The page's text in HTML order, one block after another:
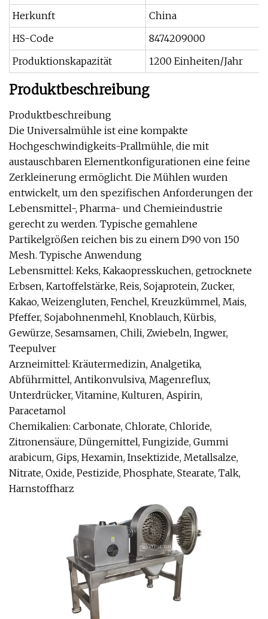
Herkunft
China
HS-Code
8474209000
Produktionskapazität
1200 Einheiten/Jahr
Produktbeschreibung
Produktbeschreibung
Die Universalmühle ist eine kompakte
Hochgeschwindigkeits-Prallmühle, die mit
austauschbaren Elementkonfigurationen eine feine
Zerkleinerung ermöglicht. Die Mühlen wurden
entwickelt, um den spezifischen Anforderungen der
Lebensmittel-, Pharma- und Chemieindustrie
gerecht zu werden. Typische gemahlene
Partikelgrößen reichen bis zu einem D90 von 150
Mesh. Typische Anwendung
Lebensmittel: Keks, Kakaopresskuchen, getrocknete
Erbsen, Kartoffelstärke, Reis, Sojaprotein, Zucker,
Kakao, Weizengluten, Fenchel, Kreuzkümmel, Mais,
Pfeffer, Sojabohnenmehl, Knoblauch, Kürbis,
Gewürze, Sesamsamen, Chili, Zwiebeln, Ingwer,
Teepulver
Arzneimittel: Kräutermedizin, Analgetika,
Abführmittel, Antikonvulsiva, Magenreflux,
Unterdrücker, Vitamine, Kulturen, Aspirin,
Paracetamol
Chemikalien: Carbonate, Chlorate, Chloride,
Zitronensäure, Düngemittel, Fungizide, Gummi
arabicum, Gips, Hexamin, Insektizide, Metallsalze,
Nitrate, Oxide, Pestizide, Phosphate, Stearate, Talk,
Harnstoffharz